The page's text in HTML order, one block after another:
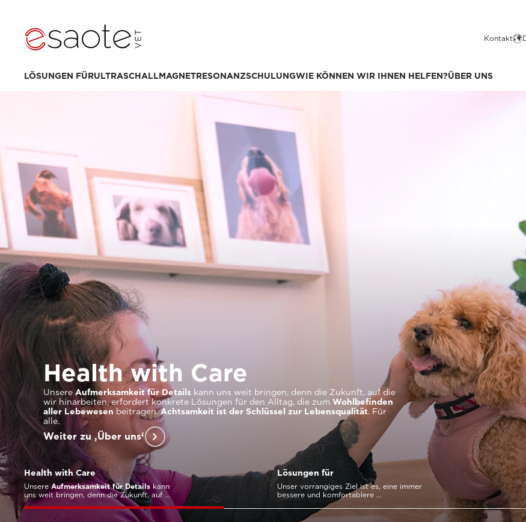
Kontakt
LÖSUNGEN FÜRULTRASCHALLMAGNETRESONANZSCHULUNGWIE KÖNNEN WIR IHNEN HELFEN?ÜBER UNS
Health with Care
UnsereAufmerksamkeit für Details kann uns weit bringen, denn die Zukunft, auf die
wir hinarbeiten, erfordert konkrete Lösungen für den Alltag, die zum Wohlbefinden
aller Lebewesen beitragen.Achtsamkeit ist der Schlüssel zur Lebensqualität. Für
alle.
Weiter zu ‚Über uns‘
Health with Care
Unsere Aufmerksamkeit für Detailskann
uns weit bringen, denn die Zukunft, auf ...
Lösungen für
Unser vorrangiges Ziel ist es, eine immer
bessere und komfortablere ...